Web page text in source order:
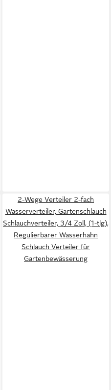
2-Wege Verteiler 2-fach
Wasserverteiler, Gartenschlauch
Schlauchverteiler, 3/4 Zoll, (1-tlg),
Regulierbarer Wasserhahn
Schlauch Verteiler für
Gartenbewässerung